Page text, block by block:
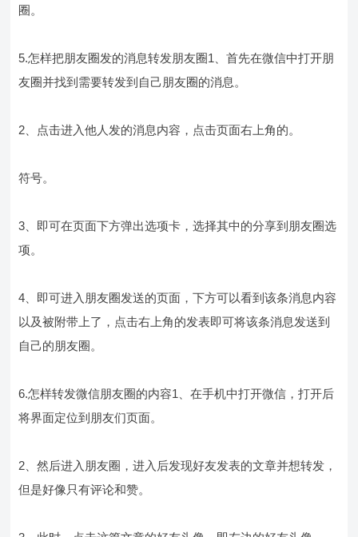
圈。
5.怎样把朋友圈发的消息转发朋友圈1、首先在微信中打开朋
友圈并找到需要转发到自己朋友圈的消息。
2、点击进入他人发的消息内容，点击页面右上角的。
符号。
3、即可在页面下方弹出选项卡，选择其中的分享到朋友圈选
项。
4、即可进入朋友圈发送的页面，下方可以看到该条消息内容
以及被附带上了，点击右上角的发表即可将该条消息发送到
自己的朋友圈。
6.怎样转发微信朋友圈的内容1、在手机中打开微信，打开后
将界面定位到朋友们页面。
2、然后进入朋友圈，进入后发现好友发表的文章并想转发，
但是好像只有评论和赞。